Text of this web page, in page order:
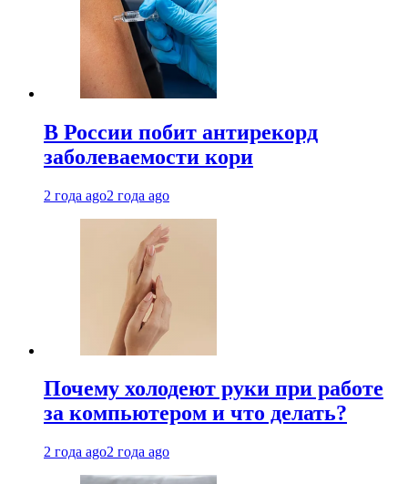
В России побит антирекорд
заболеваемости кори
2 года ago2 года ago
Почему холодеют руки при работе
за компьютером и что делать?
2 года ago2 года ago